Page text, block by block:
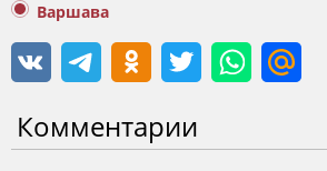
Варшава
Комментарии